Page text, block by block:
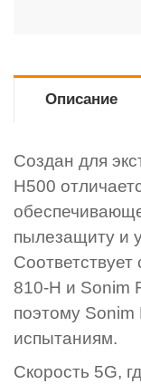
Описание
Создан для
H500
пылезащиту и
810-H и Sonim
поэтому
испытаниям.
Скорость 5G,